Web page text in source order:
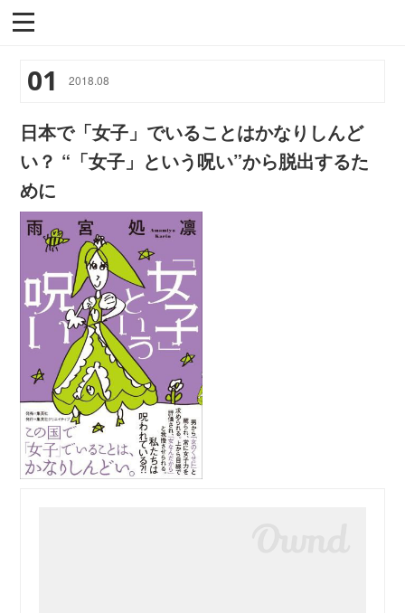
01 2018.08
日本で「女子」でいることはかなりしんど
い？ “「女子」という呪い”から脱出するた
めに